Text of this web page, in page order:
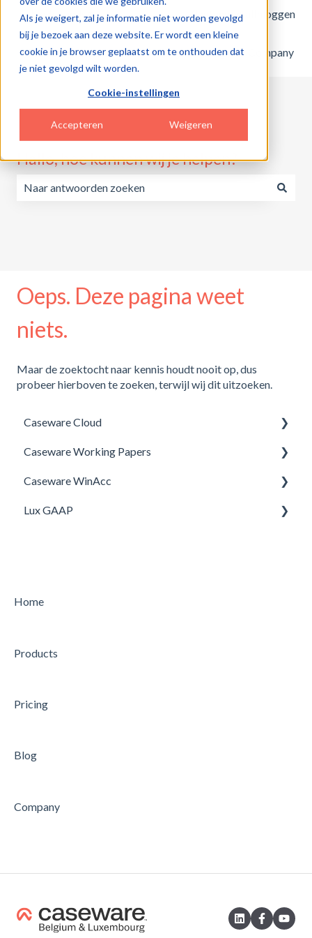
Als je weigert, zal je informatie niet worden gevolgd
bij je bezoek aan deze website. Er wordt een kleine
cookie in je browser geplaatst om te onthouden dat
je niet gevolgd wilt worden.
Cookie-instellingen
Accepteren Weigeren
NederlandsSubmenu tonen voor vertalingen
Klantenportal Inloggen
Home Products Pricing Blog Company
Hallo, hoe kunnen wij je helpen?
Oeps. Deze pagina weet
niets.
Maar de zoektocht naar kennis houdt nooit op, dus
probeer hierboven te zoeken, terwijl wij dit uitzoeken.
Caseware Cloud
SQM
Caseware Working Papers
Setup
Caseware WinAcc
Installatie
Dossier overdragen naar het volgend boekjaar
Lux GAAP
Home
Products
Pricing
Blog
Company